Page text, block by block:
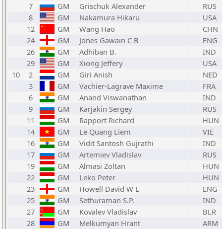
7
GM Grischuk Alexander
RUS
8
GM Nakamura Hikaru
USA
12
GM Wang Hao
CHN
24
GM Jones Gawain C B
ENG
26
GM Adhiban B.
IND
29
GM Xiong Jeffery
USA
10
2 GM Giri Anish
NED
3
GM Vachier-Lagrave Maxime
FRA
6
GM Anand Viswanathan
IND
9
GM Karjakin Sergey
RUS
11
GM Rapport Richard
HUN
14
GM Le Quang Liem
VIE
16
GM Vidit Santosh Gujrathi
IND
17
GM Artemiev Vladislav
RUS
19
GM Almasi Zoltan
HUN
22
GM Leko Peter
HUN
23
GM Howell David W L
ENG
25
GM Sethuraman S.P.
IND
27
GM Kovalev Vladislav
BLR
28
GM Melkumyan Hrant
ARM